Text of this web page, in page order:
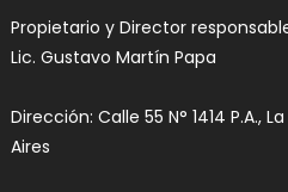
Propietario y Director
Lic. Gustavo Martín Papa
Dirección: Calle 55 N° 1414 P.A.,
Aires